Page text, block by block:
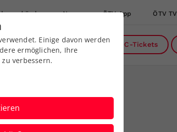
News ÖTV App ÖTV TV
Über uns DC-Tickets
Einige davon werden
ermöglichen, Ihre
verbessern.